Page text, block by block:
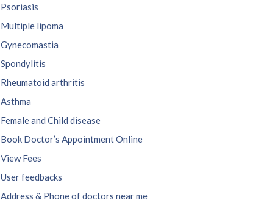
Psoriasis
Multiple lipoma
Gynecomastia
Spondylitis
Rheumatoid arthritis
Asthma
Female and Child disease
Book Doctor’s Appointment Online
View Fees
User feedbacks
Address & Phone of doctors near me